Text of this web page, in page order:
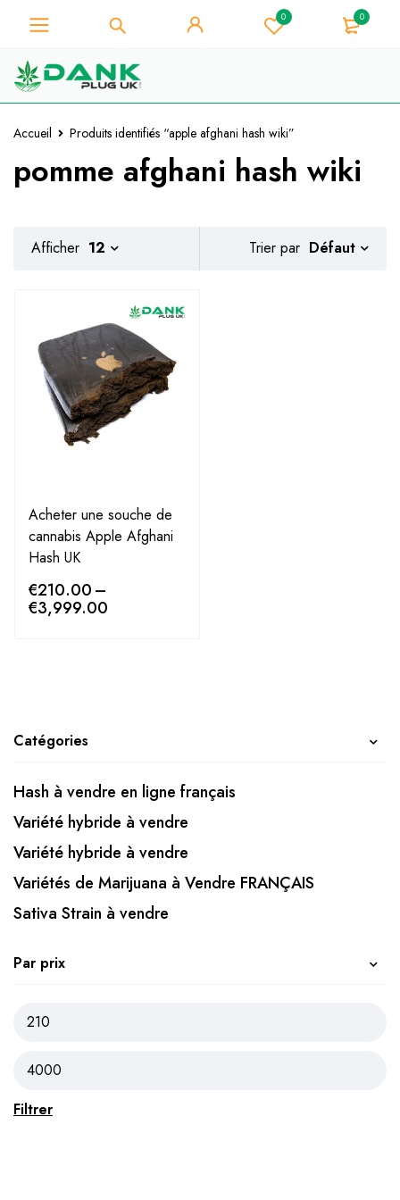
0 0
Accueil Produits identifiés “apple afghani hash wiki”
pomme afghani hash wiki
Catégories
Hash à vendre en ligne français
Variété hybride à vendre
Variété hybride à vendre
Variétés de Marijuana à Vendre FRANÇAIS
Sativa Strain à vendre
Par prix
Filtrer
Trier par Défaut
Afficher 12
Acheter une souche de
cannabis Apple Afghani
Hash UK
€210.00–
€3,999.00
Pour les amateurs d'herbe -
Obtenez une remise instantanée de
10% sur chaque achat - Code de
coupon "WELCOME10".